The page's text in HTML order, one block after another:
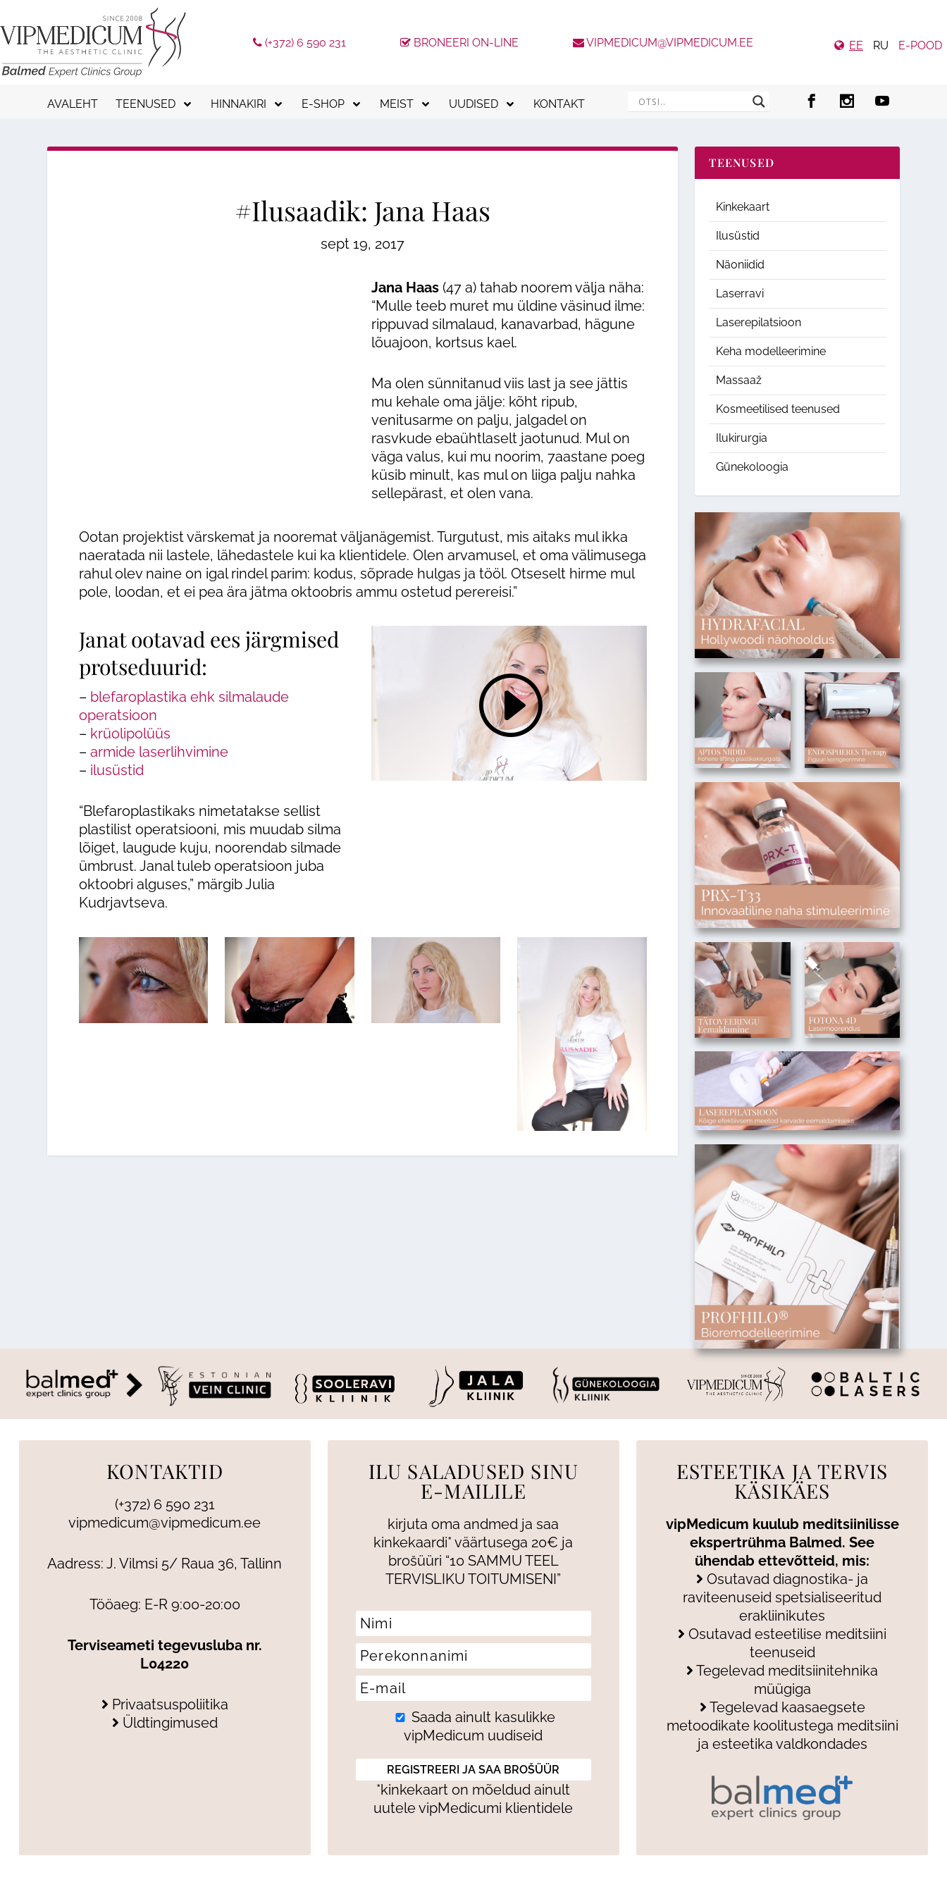
(+372) 6 590 231 BRONEERI ON-LINE VIPMEDICUM@VIPMEDICUM.EE EE RU E-POOD
AVALEHT TEENUSED HINNAKIRI
Ilusüstid MODENA järelmaks
MediCrediti järelmaks
Ilukirurgia
Günekoloogia
E-SHOP MEIST
Tagasiside
UUDISED KONTAKT
#Ilusaadik: Jana Haas
sept 19, 2017
Jana Haas(47 a) tahab noorem välja näha:
“Mulle teeb muret mu üldine väsinud ilme:
rippuvad silmalaud, kanavarbad, hägune
lõuajoon, kortsus kael.
Ma olen sünnitanud viis last ja see jättis
mu kehale oma jälje: kõht ripub,
venitusarme on palju, jalgadel on
rasvkude ebaühtlaselt jaotunud. Mul on
väga valus, kui mu noorim, 7aastane poeg
küsib minult, kas mul on liiga palju nahka
sellepärast, et olen vana.
Ootan projektist värskemat ja nooremat väljanägemist. Turgutust, mis aitaks mul ikka
naeratada nii lastele, lähedastele kui ka klientidele. Olen arvamusel, et oma välimusega
rahul olev naine on igal rindel parim: kodus, sõprade hulgas ja tööl. Otseselt hirme mul
pole, loodan, et ei pea ära jätma oktoobris ammu ostetud perereisi.”
Janat ootavad ees järgmised
protseduurid:
– blefaroplastika ehk silmalaude
operatsioon
– krüolipolüüs
– armide laserlihvimine
– ilusüstid
“Blefaroplastikaks nimetatakse sellist
plastilist operatsiooni, mis muudab silma
lõiget, laugude kuju, noorendab silmade
ümbrust. Janal tuleb operatsioon juba
oktoobri alguses,” märgib Julia
Kudrjavtseva.
TEENUSED
Kinkekaart
Ilusüstid
Näoniidid
Laserravi
Laserepilatsioon
Keha modelleerimine
Massaaž
Kosmeetilised teenused
Ilukirurgia
Günekoloogia
KONTAKTID
(+372) 6 590 231
vipmedicum@vipmedicum.ee
Aadress: J. Vilmsi 5/ Raua 36, Tallinn
Tööaeg: E-R 9:00-20:00
Terviseameti tegevusluba nr.
L04220
Privaatsuspoliitika
Üldtingimused
ILU SALADUSED SINU
E-MAILILE
kirjuta oma andmed ja saa
kinkekaardi* väärtusega 20€ ja
brošüüri “10 SAMMU TEEL
TERVISLIKU TOITUMISENI”
Saada ainult kasulikke
vipMedicum uudiseid
*kinkekaart on mõeldud ainult
uutele vipMedicumi klientidele
ESTEETIKA JA TERVIS
KÄSIKÄES
vipMedicum kuulub meditsiinilisse
ekspertrühma Balmed. See
ühendab ettevõtteid, mis:
Osutavad diagnostika- ja
raviteenuseid spetsialiseeritud
erakliinikutes
Osutavad esteetilise meditsiini
teenuseid
Tegelevad meditsiinitehnika
müügiga
Tegelevad kaasaegsete
metoodikate koolitustega meditsiini
ja esteetika valdkondades